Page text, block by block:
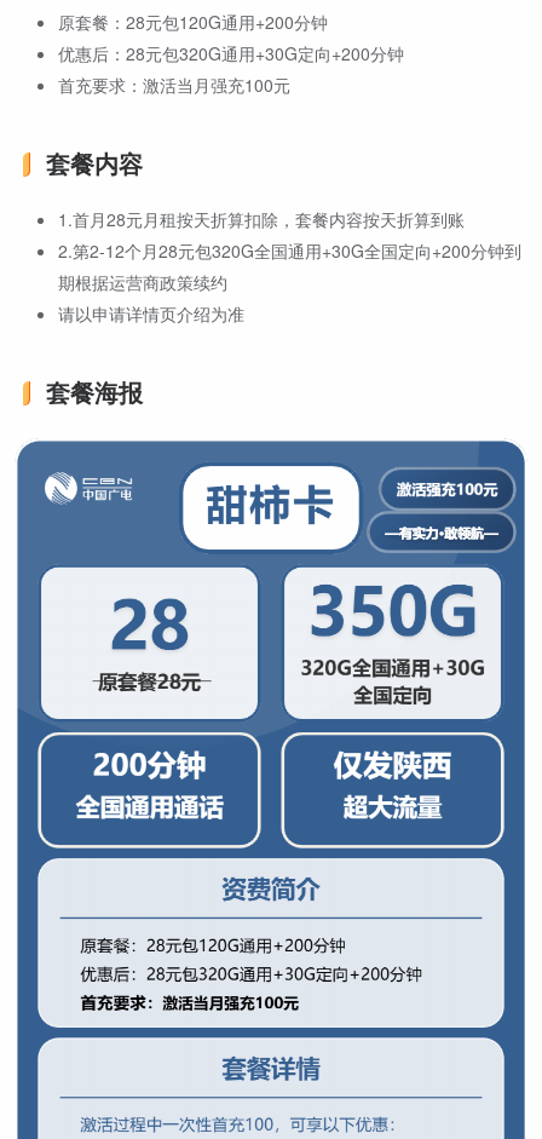
原套餐：28元包120G通用+200分钟
优惠后：28元包320G通用+30G定向+200分钟
首充要求：激活当月强充100元
套餐内容
1.首月28元月租按天折算扣除，套餐内容按天折算到账
2.第2-12个月28元包320G全国通用+30G全国定向+200分钟到
期根据运营商政策续约
请以申请详情页介绍为准
套餐海报